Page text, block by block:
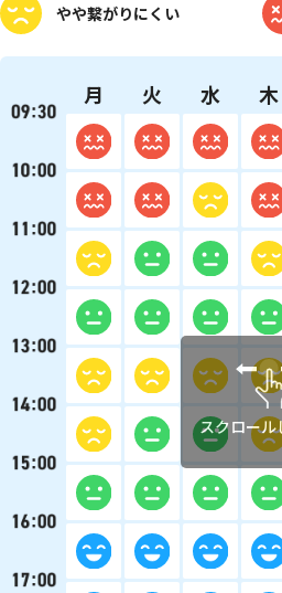
やや繋がりにくい
月 火 水 木
スクロール